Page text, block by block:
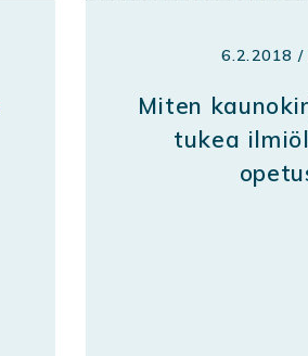
6.2.2018 /
Miten
tukea